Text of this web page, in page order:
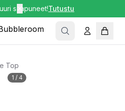
saapuneet!Tutustu
Top
1 / 4